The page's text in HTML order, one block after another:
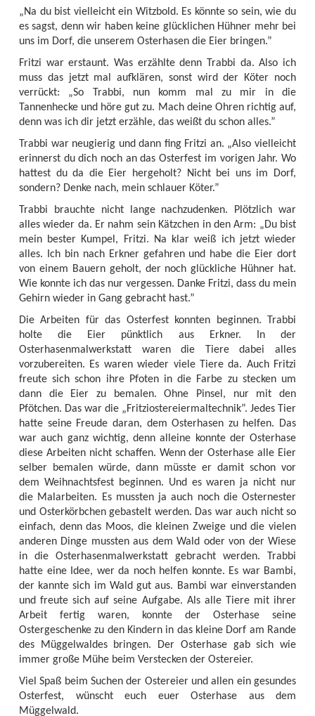
„Na du bist vielleicht ein Witzbold. Es könnte so sein, wie du
es sagst, denn wir haben keine glücklichen Hühner mehr bei
uns im Dorf, die unserem Osterhasen die Eier bringen.”
Fritzi war erstaunt. Was erzählte denn Trabbi da. Also ich
muss das jetzt mal aufklären, sonst wird der Köter noch
verrückt: „So Trabbi, nun komm mal zu mir in die
Tannenhecke und höre gut zu. Mach deine Ohren richtig auf,
denn was ich dir jetzt erzähle, das weißt du schon alles.”
Trabbi war neugierig und dann fing Fritzi an. „Also vielleicht
erinnerst du dich noch an das Osterfest im vorigen Jahr. Wo
hattest du da die Eier hergeholt? Nicht bei uns im Dorf,
sondern? Denke nach, mein schlauer Köter.”
Trabbi brauchte nicht lange nachzudenken. Plötzlich war
alles wieder da. Er nahm sein Kätzchen in den Arm: „Du bist
mein bester Kumpel, Fritzi. Na klar weiß ich jetzt wieder
alles. Ich bin nach Erkner gefahren und habe die Eier dort
von einem Bauern geholt, der noch glückliche Hühner hat.
Wie konnte ich das nur vergessen. Danke Fritzi, dass du mein
Gehirn wieder in Gang gebracht hast.”
Die Arbeiten für das Osterfest konnten beginnen. Trabbi
holte die Eier pünktlich aus Erkner. In der
Osterhasenmalwerkstatt waren die Tiere dabei alles
vorzubereiten. Es waren wieder viele Tiere da. Auch Fritzi
freute sich schon ihre Pfoten in die Farbe zu stecken um
dann die Eier zu bemalen. Ohne Pinsel, nur mit den
Pfötchen. Das war die „Fritziostereiermaltechnik”. Jedes Tier
hatte seine Freude daran, dem Osterhasen zu helfen. Das
war auch ganz wichtig, denn alleine konnte der Osterhase
diese Arbeiten nicht schaffen. Wenn der Osterhase alle Eier
selber bemalen würde, dann müsste er damit schon vor
dem Weihnachtsfest beginnen. Und es waren ja nicht nur
die Malarbeiten. Es mussten ja auch noch die Osternester
und Osterkörbchen gebastelt werden. Das war auch nicht so
einfach, denn das Moos, die kleinen Zweige und die vielen
anderen Dinge mussten aus dem Wald oder von der Wiese
in die Osterhasenmalwerkstatt gebracht werden. Trabbi
hatte eine Idee, wer da noch helfen konnte. Es war Bambi,
der kannte sich im Wald gut aus. Bambi war einverstanden
und freute sich auf seine Aufgabe. Als alle Tiere mit ihrer
Arbeit fertig waren, konnte der Osterhase seine
Ostergeschenke zu den Kindern in das kleine Dorf am Rande
des Müggelwaldes bringen. Der Osterhase gab sich wie
immer große Mühe beim Verstecken der Ostereier.
Viel Spaß beim Suchen der Ostereier und allen ein gesundes
Osterfest, wünscht euch euer Osterhase aus dem
Müggelwald.